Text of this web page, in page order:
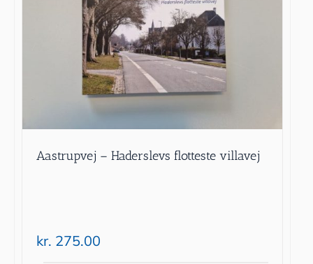
Aastrupvej – Haderslevs flotteste villavej
kr. 275.00